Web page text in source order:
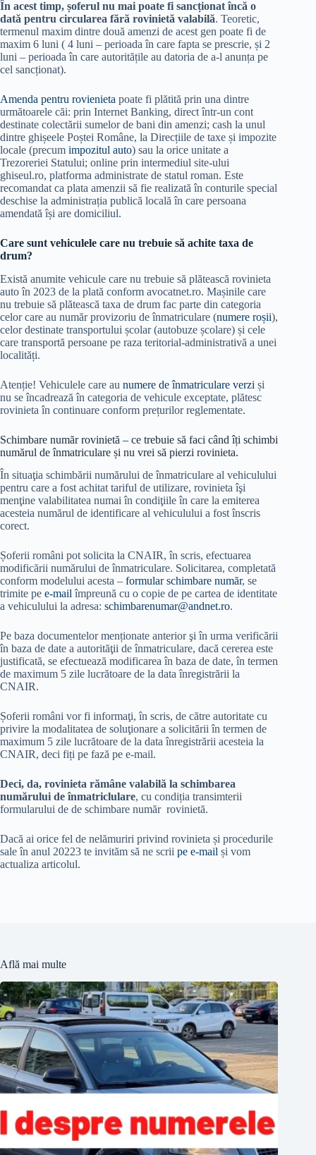
În acest timp, șoferul nu mai poate fi sancționat încă o
dată pentru circularea fără rovinietă valabilă. Teoretic,
termenul maxim dintre două amenzi de acest gen poate fi de
maxim 6 luni ( 4 luni – perioada în care fapta se prescrie, și 2
luni – perioada în care autoritățile au datoria de a-l anunța pe
cel sancționat).
Amenda pentru rovienieta poate fi plătită prin una dintre
următoarele căi: prin Internet Banking, direct într-un cont
destinate colectării sumelor de bani din amenzi; cash la unul
dintre ghișeele Poștei Române, la Direcțiile de taxe și impozite
locale (precum impozitul auto) sau la orice unitate a
Trezoreriei Statului; online prin intermediul site-ului
ghiseul.ro, platforma administrate de statul roman. Este
recomandat ca plata amenzii să fie realizată în conturile special
deschise la administrația publică locală în care persoana
amendată își are domiciliul.
Care sunt vehiculele care nu trebuie să achite taxa de
drum?
Există anumite vehicule care nu trebuie să plătească rovinieta
auto în 2023 de la plată conform avocatnet.ro. Mașinile care
nu trebuie să plătească taxa de drum fac parte din categoria
celor care au număr provizoriu de înmatriculare (numere roșii),
celor destinate transportului școlar (autobuze școlare) și cele
care transportă persoane pe raza teritorial-administrativă a unei
localități.
Atenție! Vehiculele care au numere de înmatriculare verzi și
nu se încadrează în categoria de vehicule exceptate, plătesc
rovinieta în continuare conform prețurilor reglementate.
Schimbare număr rovinietă – ce trebuie să faci când îți schimbi
numărul de înmatriculare și nu vrei să pierzi rovinieta.
În situaţia schimbării numărului de înmatriculare al vehiculului
pentru care a fost achitat tariful de utilizare, rovinieta îşi
menţine valabilitatea numai în condiţiile în care la emiterea
acesteia numărul de identificare al vehiculului a fost înscris
corect.
Șoferii români pot solicita la CNAIR, în scris, efectuarea
modificării numărului de înmatriculare. Solicitarea, completată
conform modelului acesta – formular schimbare număr, se
trimite pe e-mailîmpreună cu o copie de pe cartea de identitate
a vehiculului la adresa: schimbarenumar@andnet.ro.
Pe baza documentelor menționate anterior şi în urma verificării
în baza de date a autorităţii de înmatriculare, dacă cererea este
justificată, se efectuează modificarea în baza de date, în termen
de maximum 5 zile lucrătoare de la data înregistrării la
CNAIR.
Șoferii români vor fi informaţi, în scris, de către autoritate cu
privire la modalitatea de soluţionare a solicitării în termen de
maximum 5 zile lucrătoare de la data înregistrării acesteia la
CNAIR, deci fiți pe fază pe e-mail.
Deci, da, rovinieta rămâne valabilă la schimbarea
numărului de înmatriclulare, cu condiția transimterii
formularului de de schimbare număr rovinietă.
Dacă ai orice fel de nelămuriri privind rovinieta și procedurile
sale în anul 20223 te invităm să ne scrii pe e-mail și vom
actualiza articolul.
Află mai multe